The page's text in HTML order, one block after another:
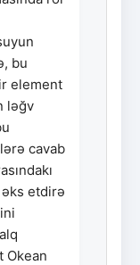
bu
element
ləğv
cavab
etdirə
Okean